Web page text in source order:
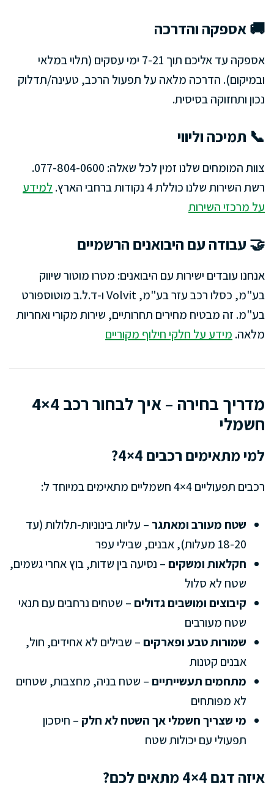
🚚 אספקה והדרכה
אספקה עד אליכם תוך 7-21 ימי עסקים (תלוי במלאי
ובמיקום). הדרכה מלאה על תפעול הרכב, טעינה/תדלוק
נכון ותחזוקה בסיסית.
📞 תמיכה וליווי
צוות המומחים שלנו זמין לכל שאלה: 077-804-0600.
רשת השירות שלנו כוללת 4 נקודות ברחבי הארץ.
למידע
על מרכזי השירות
🤝 עבודה עם היבואנים הרשמיים
אנחנו עובדים ישירות עם היבואנים: מטרו מוטור שיווק
בע"מ, כסלו רכב עזר בע"מ, Volvit ו-ד.ל.ב מוטוספורט
בע"מ. זה מבטיח מחירים תחרותיים, שירות מקורי ואחריות
מלאה. מידע על חלקי חילוף מקוריים
מדריך בחירה – איך לבחור רכב 4×4
חשמלי
למי מתאימים רכבים 4×4?
רכבים תפעוליים 4×4 חשמליים מתאימים במיוחד ל:
שטח מעורב ומאתגר – עליות בינוניות-תלולות (עד
18-20 מעלות), אבנים, שבילי עפר
חקלאות ומשקים– נסיעה בין שדות, בוץ אחרי גשמים,
שטח לא סלול
קיבוצים ומושבים גדולים– שטחים נרחבים עם תנאי
שטח מעורבים
שמורות טבע ופארקים– שבילים לא אחידים, חול,
אבנים קטנות
מתחמים תעשייתיים– שטח בניה, מחצבות, שטחים
לא מפותחים
מי שצריך חשמלי אך השטח לא חלק – חיסכון
תפעולי עם יכולות שטח
איזה דגם 4×4 מתאים לכם?